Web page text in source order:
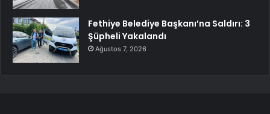
Fethiye Belediye Başkanı’na Saldırı: 3
Şüpheli Yakalandı
Ağustos 7, 2026